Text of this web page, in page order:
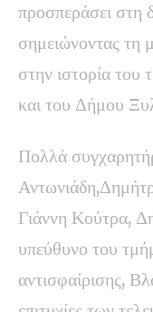
προσπεράσει στη
σημειώνοντας τη
στην ιστορία
και του Δήμου
Πολλά
Γιάννη Κούτρα,
υπεύθυνο του
αντισφαίρισης,